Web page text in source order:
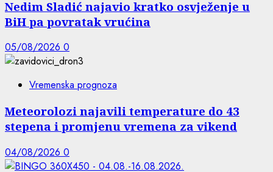
Nedim Sladić najavio kratko osvježenje u
BiH pa povratak vrućina
05/08/2026 0
Vremenska prognoza
Meteorolozi najavili temperature do 43
stepena i promjenu vremena za vikend
04/08/2026 0